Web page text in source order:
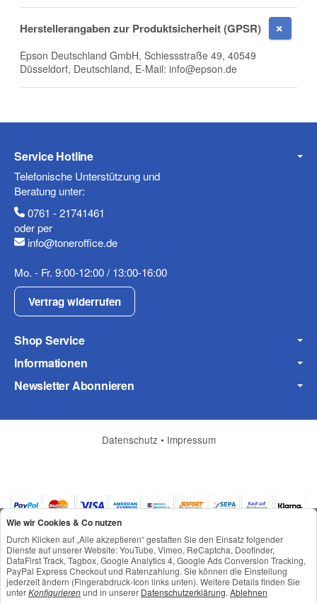
E-Mail
Mobiltelefon
Fax
Frage zum Artikel
Herstellerangaben zur Produktsicherheit (GPSR)
Epson Deutschland GmbH, Schiessstraße 49, 40549
Düsseldorf, Deutschland, E-Mail: info@epson.de
Service Hotline
Telefonische Unterstützung und
Beratung unter:
0761 - 21741461
oder per
info@toneroffice.de
Mo. - Fr. 9:00-12:00 / 13:00-16:00
Vertrag widerrufen
Shop Service
Informationen
Newsletter Abonnieren
Datenschutz • Impressum
*Alle Preise inkl. gesetzlicher USt., zzgl.Versand
Wie wir Cookies & Co nutzen
Durch Klicken auf „Alle akzeptieren“ gestatten Sie den Einsatz folgender
Dienste auf unserer Website: YouTube, Vimeo, ReCaptcha, Doofinder,
DataFirst Track, Tagbox, Google Analytics 4, Google Ads Conversion Tracking,
PayPal Express Checkout und Ratenzahlung. Sie können die Einstellung
jederzeit ändern (Fingerabdruck-Icon links unten). Weitere Details finden Sie
unterKonfigurierenund in unserer Datenschutzerklärung. Ablehnen